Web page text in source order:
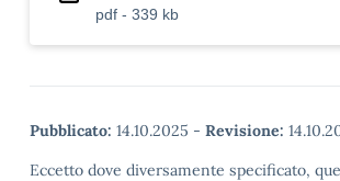
pdf - 339 kb
Pubblicato: 14.10.2025 - Revisione:
Eccetto dove diversamente specificato,